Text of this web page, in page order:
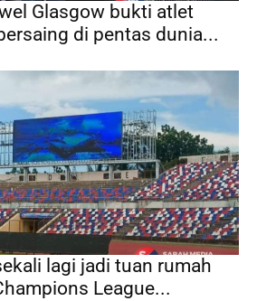
Glasgow bukti atlet
di pentas dunia...
lagi jadi tuan rumah
League...